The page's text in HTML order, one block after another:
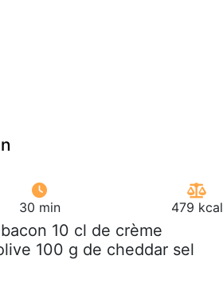
30 min 479 kcal
10 cl de crème
100 g de cheddar sel